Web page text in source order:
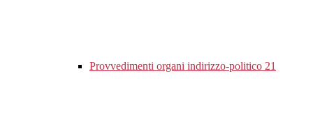
Provvedimenti organi indirizzo-politico 21